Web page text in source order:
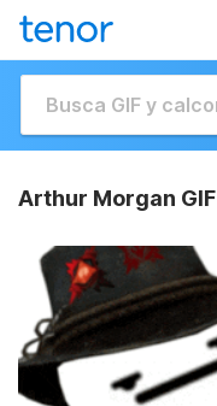
Arthur Morgan GIF